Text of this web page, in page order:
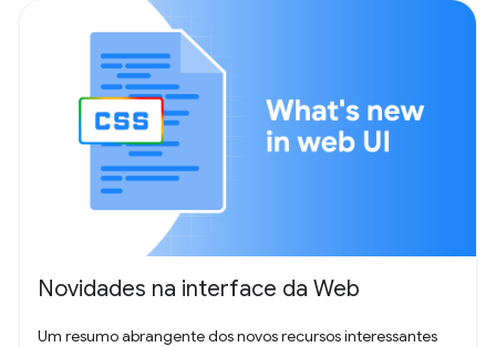
Novidades na interface da Web
Um resumo abrangente dos novos recursos interessantes